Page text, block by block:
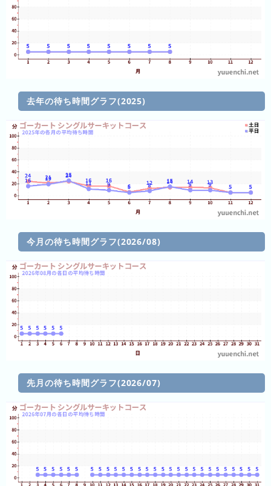
前
日
前
2026
ご
年
(月
ご
と)
(月
ご
2023
年
(月
2026
年
去年の待ち時間グラフ(2025)
今月の待ち時間グラフ(2026/08)
先月の待ち時間グラフ(2026/07)